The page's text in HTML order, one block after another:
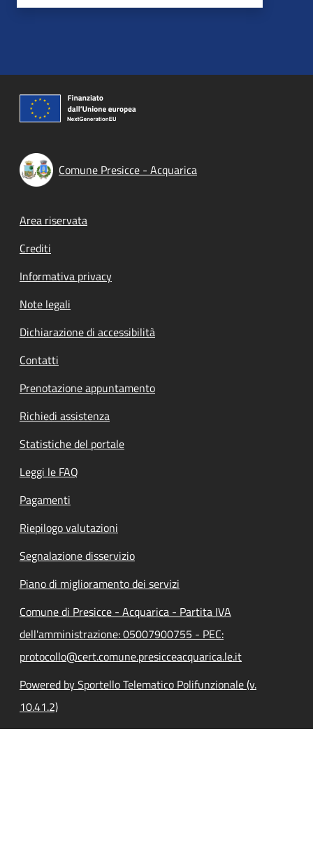
Comune Presicce - Acquarica
Footer menu
Area riservata
Crediti
Informativa privacy
Note legali
Dichiarazione di accessibilità
Contatti
Prenotazione appuntamento
Richiedi assistenza
Statistiche del portale
Leggi le FAQ
Pagamenti
Riepilogo valutazioni
Segnalazione disservizio
Piano di miglioramento dei servizi
Comune di Presicce - Acquarica - Partita IVA
dell'amministrazione: 05007900755 - PEC:
protocollo@cert.comune.presicceacquarica.le.it
Powered by Sportello Telematico Polifunzionale (v.
10.41.2)